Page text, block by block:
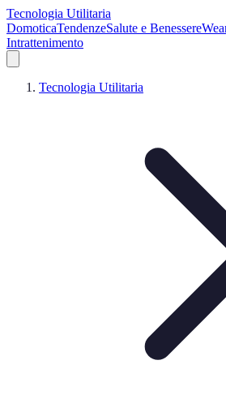
Tecnologia Utilitaria
DomoticaTendenzeSalute e Benessere
Intrattenimento
Tecnologia Utilitaria